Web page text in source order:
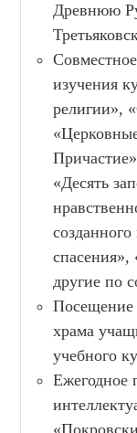
Древнюю
изучения
религии»,
«Десять
другие по
Посещение
храма
учебного
Ежегодное